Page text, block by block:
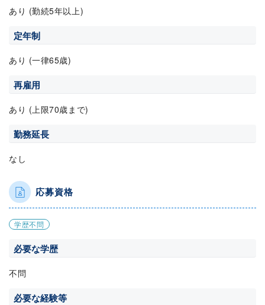
あり (勤続5年以上)
定年制
あり (一律65歳)
再雇用
あり (上限70歳まで)
勤務延長
なし
応募資格
学歴不問
必要な学歴
不問
必要な経験等